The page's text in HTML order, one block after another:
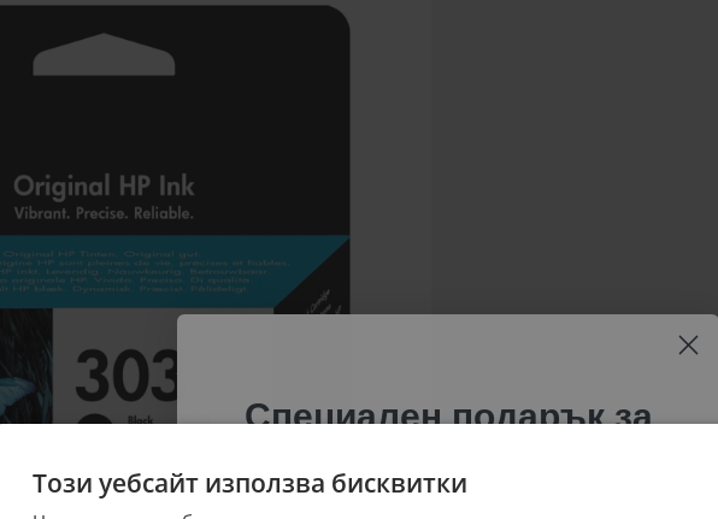
Този уебсайт използва бисквитки
Специален подарък за